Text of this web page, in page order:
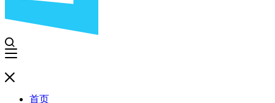
首页